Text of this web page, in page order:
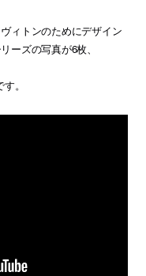
ィトンのためにデザイン
ーズの写真が6枚、
。